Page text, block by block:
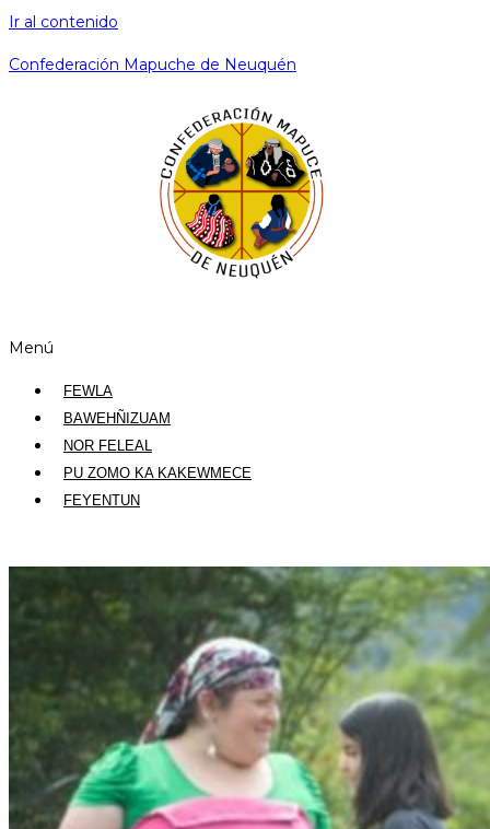
Ir al contenido
Confederación Mapuche de Neuquén
Menú
FEWLA
BAWEHÑIZUAM
NOR FELEAL
PU ZOMO KA KAKEWMECE
FEYENTUN